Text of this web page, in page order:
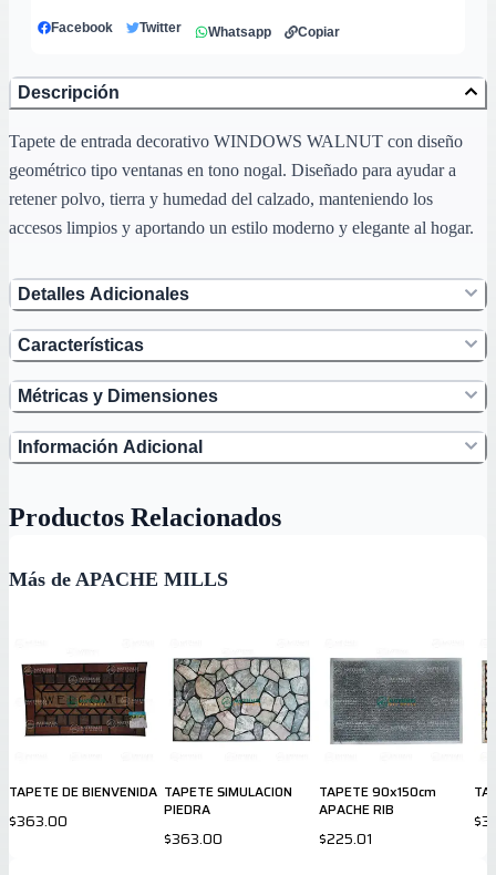
Facebook Twitter Whatsapp Copiar
Descripción
Tapete de entrada decorativo WINDOWS WALNUT con diseño
geométrico tipo ventanas en tono nogal. Diseñado para ayudar a
retener polvo, tierra y humedad del calzado, manteniendo los
accesos limpios y aportando un estilo moderno y elegante al hogar.
Detalles Adicionales
Características
Métricas y Dimensiones
Información Adicional
Productos Relacionados
Más de APACHE MILLS
TAPETE DE BIENVENIDA
$363.00
TAPETE SIMULACION
PIEDRA
$363.00
TAPETE 90x150cm
APACHE RIB
$225.01